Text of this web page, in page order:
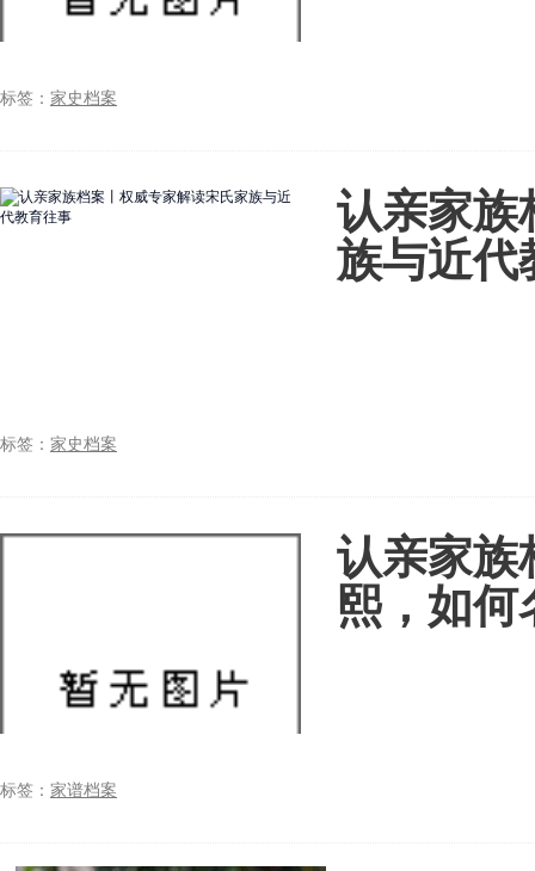
标签： 家史档案
认亲家族
族与近代
标签： 家史档案
认亲家族
熙，如何
标签： 家谱档案